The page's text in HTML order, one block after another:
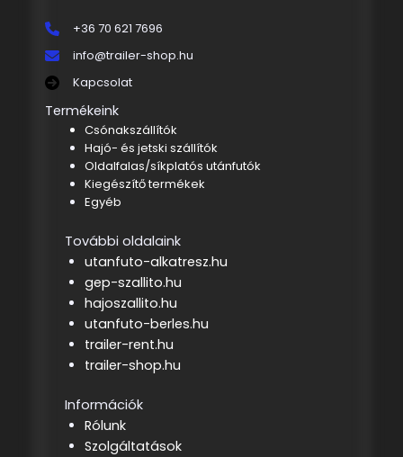
+36 70 621 7696
info@trailer-shop.hu
Kapcsolat
Termékeink
Csónakszállítók
Hajó- és jetski szállítók
Oldalfalas/síkplatós utánfutók
Kiegészítő termékek
Egyéb
További oldalaink
utanfuto-alkatresz.hu
gep-szallito.hu
hajoszallito.hu
utanfuto-berles.hu
trailer-rent.hu
trailer-shop.hu
Információk
Rólunk
Szolgáltatások